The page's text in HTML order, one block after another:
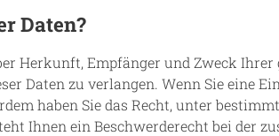
Daten?
Herkunft, Empfänger und Zweck Ihrer
Daten zu verlangen. Wenn Sie eine
haben Sie das Recht, unter
Ihnen ein Beschwerderecht bei der